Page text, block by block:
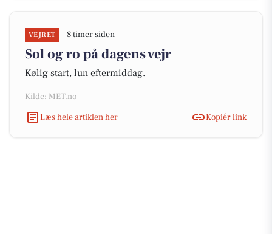
VEJRET 8 timer siden
Sol og ro på dagens vejr
Kølig start, lun eftermiddag.
Kilde: MET.no
Læs hele artiklen her
Kopiér link